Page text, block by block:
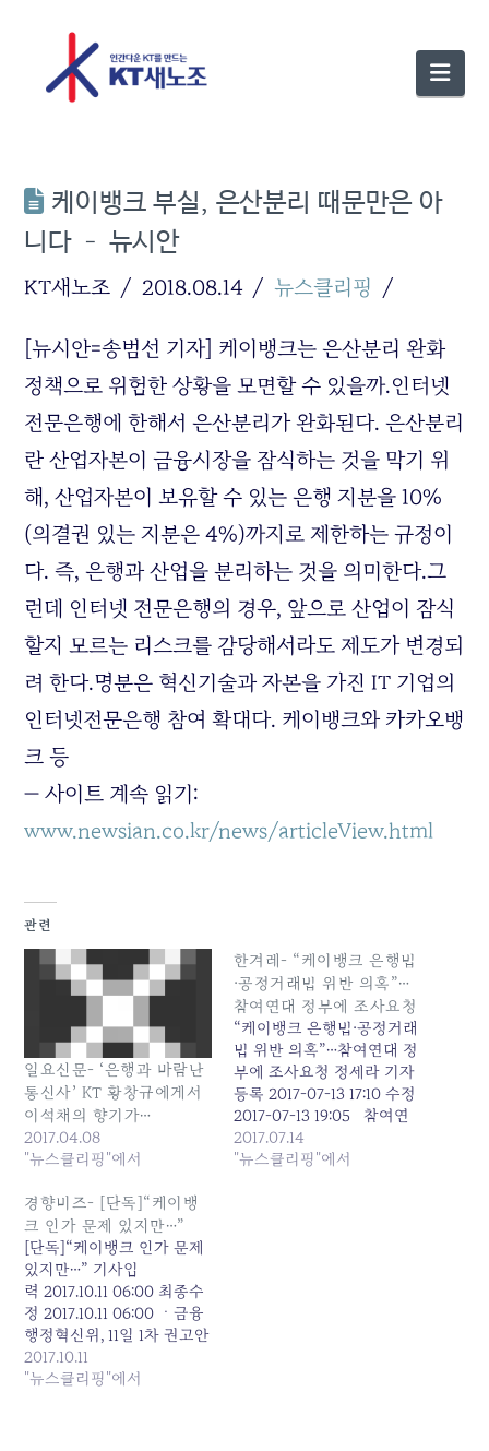
케이뱅크 부실, 은산분리 때문만은 아
니다 – 뉴시안
KT새노조 2018.08.14 뉴스클리핑
[뉴시안=송범선 기자] 케이뱅크는 은산분리 완화
정책으로 위험한 상황을 모면할 수 있을까.인터넷
전문은행에 한해서 은산분리가 완화된다. 은산분리
란 산업자본이 금융시장을 잠식하는 것을 막기 위
해, 산업자본이 보유할 수 있는 은행 지분을 10%
(의결권 있는 지분은 4%)까지로 제한하는 규정이
다. 즉, 은행과 산업을 분리하는 것을 의미한다.그
런데 인터넷 전문은행의 경우, 앞으로 산업이 잠식
할지 모르는 리스크를 감당해서라도 제도가 변경되
려 한다.명분은 혁신기술과 자본을 가진 IT 기업의
인터넷전문은행 참여 확대다. 케이뱅크와 카카오뱅
크 등
— 사이트 계속 읽기:
www.newsian.co.kr/news/articleView.html
관련
일요신문- ‘은행과 바람난
통신사’ KT 황창규에게서
이석채의 향기가…
2017.04.08
"뉴스클리핑"에서
한겨레- “케이뱅크 은행법
·공정거래법 위반 의혹”…
참여연대 정부에 조사요청
“케이뱅크 은행법·공정거래
법 위반 의혹”…참여연대 정
부에 조사요청 정세라 기자
등록 2017-07-13 17:10 수정
2017-07-13 19:05 참여연
대 경제금융센터 금융위·공
정위에 조사요청서 발송 은
2017.07.14
"뉴스클리핑"에서
경향비즈- [단독]“케이뱅
크 인가 문제 있지만…”
[단독]“케이뱅크 인가 문제
있지만…” 기사입
력 2017.10.11 06:00 최종수
정 2017.10.11 06:00 ㆍ금융
행정혁신위, 11일 1차 권고안
ㆍ삭제된 BIS 비율 조항에
의견 분분 ㆍ“재량권 남
2017.10.11
"뉴스클리핑"에서